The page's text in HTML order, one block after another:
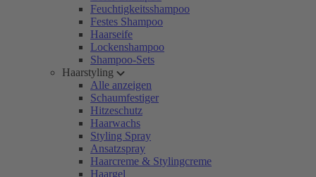
Feuchtigkeitsshampoo
Festes Shampoo
Haarseife
Lockenshampoo
Shampoo-Sets
Haarstyling
Alle anzeigen
Schaumfestiger
Hitzeschutz
Haarwachs
Styling Spray
Ansatzspray
Haarcreme & Stylingcreme
Haargel